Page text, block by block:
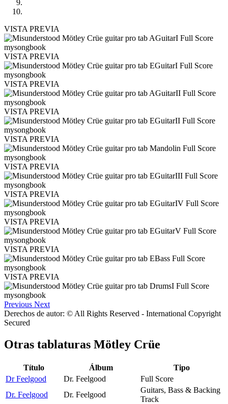
VISTA PREVIA
VISTA PREVIA
VISTA PREVIA
VISTA PREVIA
VISTA PREVIA
VISTA PREVIA
VISTA PREVIA
VISTA PREVIA
VISTA PREVIA
VISTA PREVIA
Previous Next
Derechos de autor: © All Rights Reserved - International Copyright
Secured
Otras tablaturas Mötley Crüe
Título Álbum
Tipo
Dr Feelgood
Dr. Feelgood
Full Score
Dr. Feelgood
Dr. Feelgood
Guitars, Bass & Backing
Track